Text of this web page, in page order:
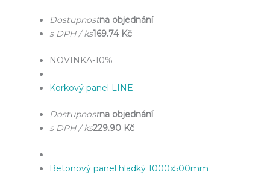
Dostupnostna objednání
s DPH / ks169.74 Kč
NOVINKA-10%
Korkový panel LINE
Dostupnostna objednání
s DPH / ks229.90 Kč
Betonový panel hladký 1000x500mm